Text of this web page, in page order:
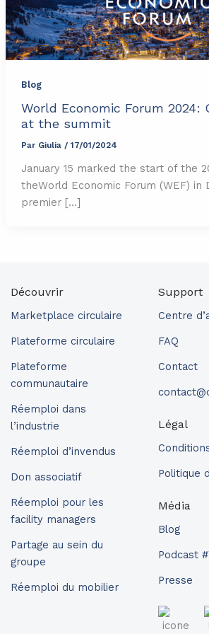
Blog
World Economic Forum 2024:
at the summit
Par Giulia / 17/01/2024
January 15 marked the start of the
theWorld Economic Forum (WEF) in
premier […]
Découvrir
Marketplace circulaire
Plateforme circulaire
Plateforme
communautaire
Réemploi dans
l’industrie
Réemploi d’invendus
Don associatif
Réemploi pour les
facility managers
Partage au sein du
groupe
Réemploi du mobilier
Support
Centre
FAQ
Contact
Légal
Politique
Média
Blog
Podcast
Presse